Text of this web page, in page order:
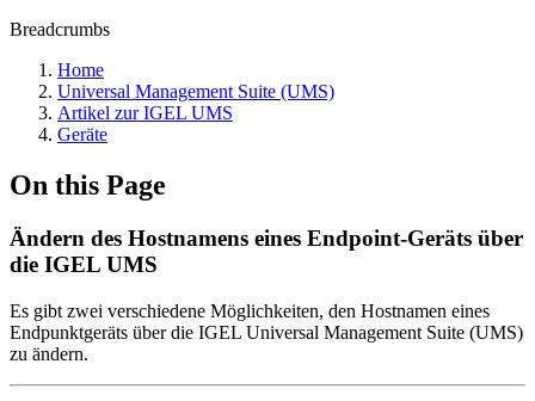
Breadcrumbs
Home
Universal Management Suite (UMS)
Artikel zur IGEL UMS
Geräte
On this Page
Ändern des Hostnamens eines Endpoint-Geräts über
die IGEL UMS
Es gibt zwei verschiedene Möglichkeiten, den Hostnamen eines
Endpunktgeräts über die IGEL Universal Management Suite (UMS)
zu ändern.